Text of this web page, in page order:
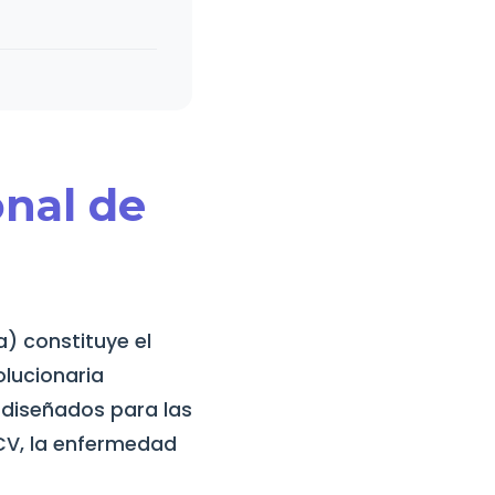
de
constituye el
para las
la enfermedad